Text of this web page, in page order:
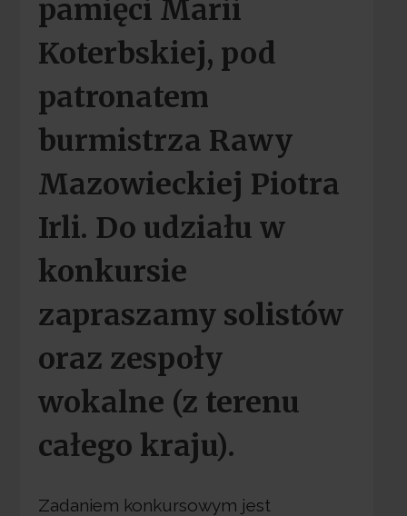
pamięci Marii
Koterbskiej, pod
patronatem
burmistrza Rawy
Mazowieckiej Piotra
Irli. Do udziału w
konkursie
zapraszamy solistów
oraz zespoły
wokalne (z terenu
całego kraju).
Zadaniem konkursowym jest